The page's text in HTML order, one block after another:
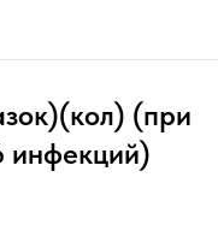
(при
инфекций)